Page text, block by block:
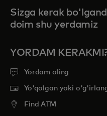
Sizga kerak
doim shu yerdamiz
YORDAM
Yordam oling
Yo'qolgan yoki
Find ATM